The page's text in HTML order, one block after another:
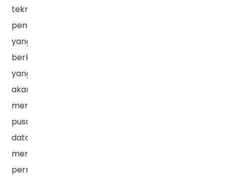
teknologi
pendinginan
yang
berkelanjutan,
yang
akan
membantu
pusat
data
mengatasi
permintaan